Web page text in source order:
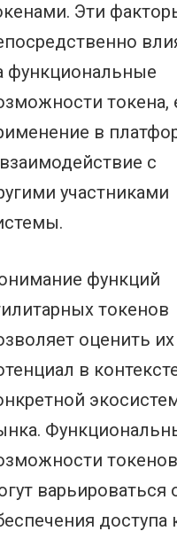
Эти
функциональные
токена,
в
с
участниками
функций
токенов
оценить их
в
токенов
варьироваться
доступа